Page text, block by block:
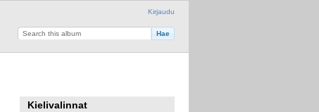
Kirjaudu
Kielivalinnat